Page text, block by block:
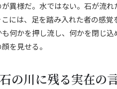
異様だ。水ではない。石が流
には、足を踏み入れた者の感覚
何かを押し流し、何かを閉じ込
を見せる。
の川に残る実在の